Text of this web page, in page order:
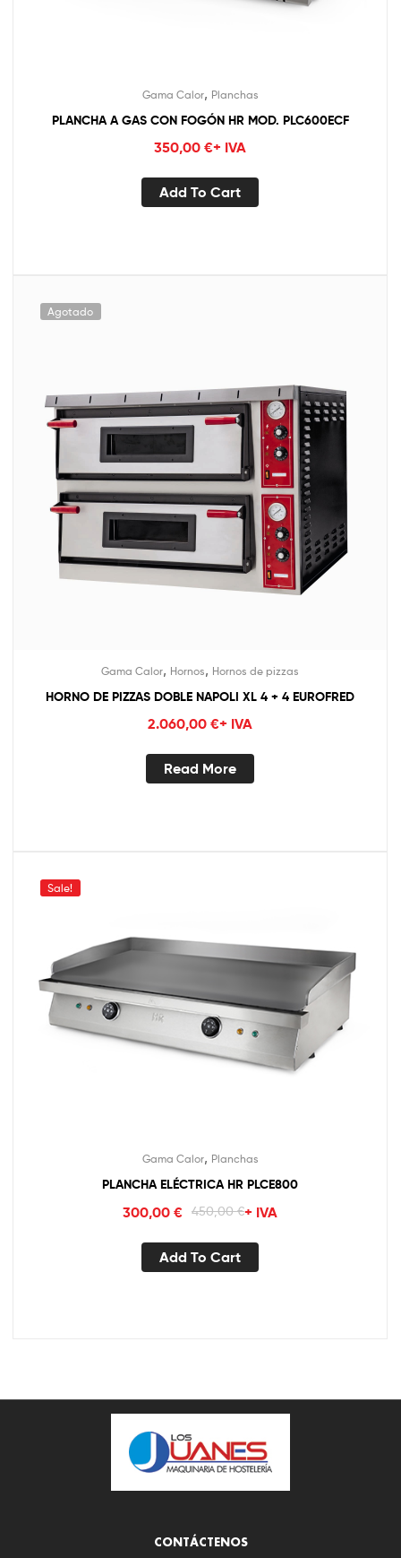
Gama Calor, Planchas
PLANCHA A GAS CON FOGÓN HR MOD. PLC600ECF
350,00 €+ IVA
Add To Cart
Agotado
Gama Calor, Hornos, Hornos de pizzas
HORNO DE PIZZAS DOBLE NAPOLI XL 4 + 4 EUROFRED
2.060,00 €+ IVA
Read More
Sale!
Gama Calor, Planchas
PLANCHA ELÉCTRICA HR PLCE800
450,00€
300,00€ + IVA
Add To Cart
CONTÁCTENOS